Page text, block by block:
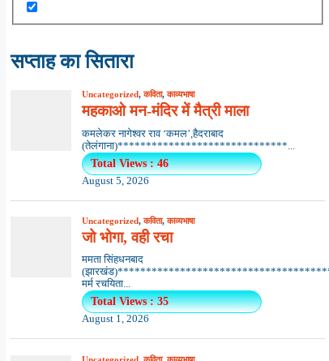
सप्ताह का सितारा
Uncategorized,कविता,काव्यभाषा
महकाओ मन-मंदिर में मैत्री माला
कमलेकर नागेश्वर राव ‘कमल’,हैदराबाद
(तेलंगाना)******************************...
Total Views : 46
August 5, 2026
Uncategorized,कविता,काव्यभाषा
जो भोगा, वही रचा
ममता सिंहधनबाद
मर्म रचयिता...
Total Views : 35
August 1, 2026
Uncategorized,कविता,काव्यभाषा